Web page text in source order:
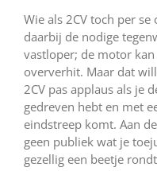
Wie als 2CV toch per
daarbij de nodige
vastloper; de motor
oververhit. Maar dat
2CV pas applaus als je
gedreven hebt en met
eindstreep komt. Aan
geen publiek wat je
gezellig een beetje